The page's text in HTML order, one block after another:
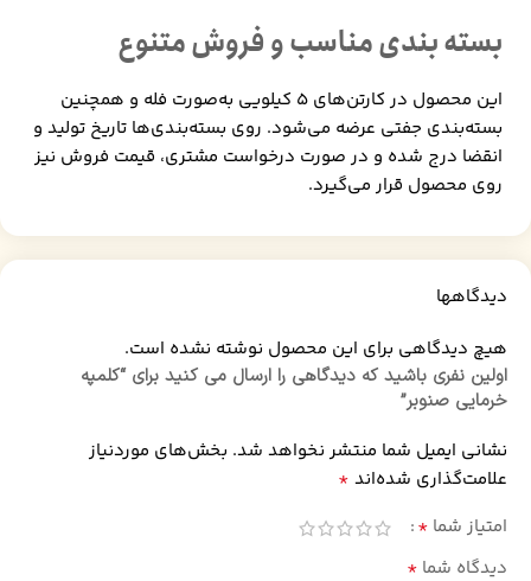
بسته بندی مناسب و فروش متنوع
این محصول در کارتن‌های ۵ کیلویی به‌صورت فله و همچنین
بسته‌بندی جفتی عرضه می‌شود. روی بسته‌بندی‌ها تاریخ تولید و
انقضا درج شده و در صورت درخواست مشتری، قیمت فروش نیز
روی محصول قرار می‌گیرد.
دیدگاهها
هیچ دیدگاهی برای این محصول نوشته نشده است.
اولین نفری باشید که دیدگاهی را ارسال می کنید برای “کلمپه
خرمایی صنوبر”
نشانی ایمیل شما منتشر نخواهد شد. بخش‌های موردنیاز
علامت‌گذاری شده‌اند *
امتیاز شما *
دیدگاه شما *